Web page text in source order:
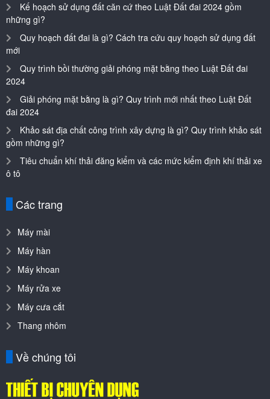
Kế hoạch sử dụng đất căn cứ theo Luật Đất đai 2024 gồm
những gì?
Quy hoạch đất đai là gì? Cách tra cứu quy hoạch sử dụng đất
mới
Quy trình bồi thường giải phóng mặt bằng theo Luật Đất đai
2024
Giải phóng mặt bằng là gì? Quy trình mới nhất theo Luật Đất
đai 2024
Khảo sát địa chất công trình xây dựng là gì? Quy trình khảo sát
gồm những gì?
Tiêu chuẩn khí thải đăng kiểm và các mức kiểm định khí thải xe
ô tô
Các trang
Máy mài
Máy hàn
Máy khoan
Máy rửa xe
Máy cưa cắt
Thang nhôm
Về chúng tôi